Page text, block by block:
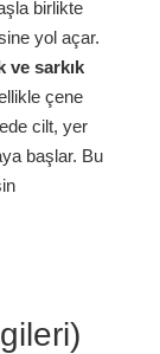
birlikte
yol açar.
ve sarkık
çene
cilt, yer
başlar. Bu